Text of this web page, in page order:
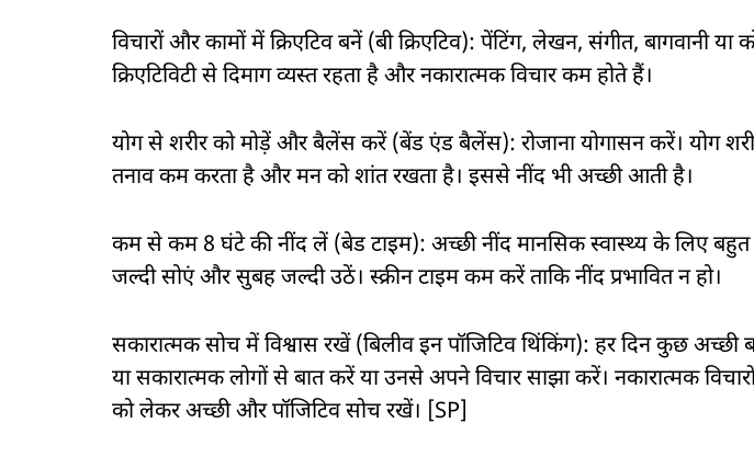
विचारों और कामों में क्रिएटिव बनें (बी क्रिएटिव): पेंटिंग, लेखन, संगीत, बागवानी या
क्रिएटिविटी से दिमाग व्यस्त रहता है और नकारात्मक विचार कम होते हैं।
योग से शरीर को मोड़ें और बैलेंस करें (बेंड एंड बैलेंस): रोजाना योगासन करें। योग
तनाव कम करता है और मन को शांत रखता है। इससे नींद भी अच्छी आती है।
कम से कम 8 घंटे की नींद लें (बेड टाइम): अच्छी नींद मानसिक स्वास्थ्य के लिए बहुत
जल्दी सोएं और सुबह जल्दी उठें। स्क्रीन टाइम कम करें ताकि नींद प्रभावित न हो।
सकारात्मक सोच में विश्वास रखें (बिलीव इन पॉजिटिव थिंकिंग): हर दिन कुछ अच्छी
या सकारात्मक लोगों से बात करें या उनसे अपने विचार साझा करें। नकारात्मक
को लेकर अच्छी और पॉजिटिव सोच रखें। [SP]